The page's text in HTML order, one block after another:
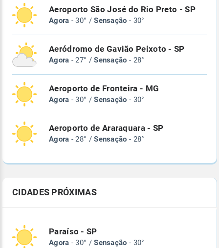
Aeroporto São José do Rio Preto - SP
Agora - 30° /Sensação - 30°
Aeródromo de Gavião Peixoto - SP
Agora - 27° /Sensação - 28°
Aeroporto de Fronteira - MG
Agora - 30° /Sensação - 30°
Aeroporto de Araraquara - SP
Agora - 28° /Sensação - 28°
CIDADES PRÓXIMAS
Paraíso - SP
Agora - 30° /Sensação - 30°